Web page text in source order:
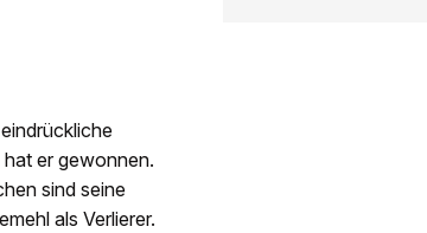
er gewonnen.
sind seine
als Verlierer.